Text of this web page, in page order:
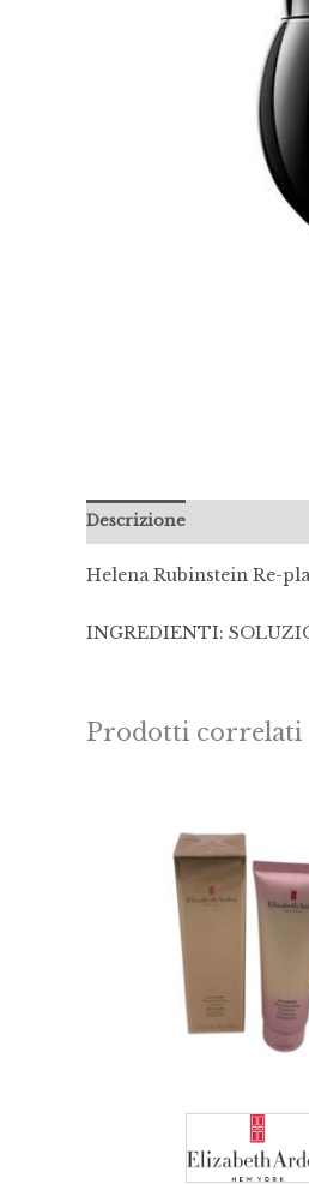
Descrizione
Helena Rubinstein Re-
INGREDIENTI:
Prodotti correlati